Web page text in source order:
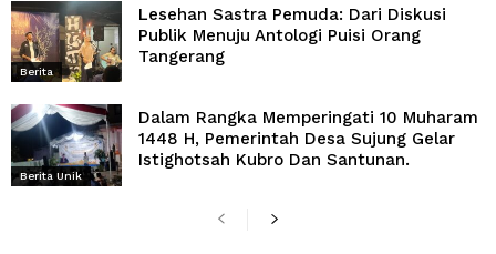
Berita
Lesehan Sastra Pemuda: Dari Diskusi
Publik Menuju Antologi Puisi Orang
Tangerang
Berita Unik
Dalam Rangka Memperingati 10 Muharam
1448 H, Pemerintah Desa Sujung Gelar
Istighotsah Kubro Dan Santunan.